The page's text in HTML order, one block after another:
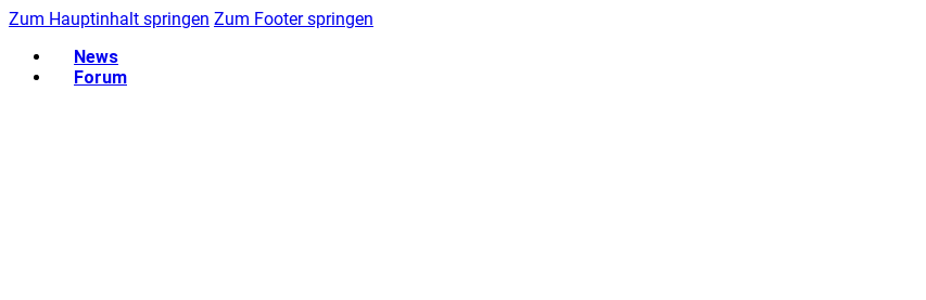
Zum Hauptinhalt springen Zum Footer springen
News
Forum